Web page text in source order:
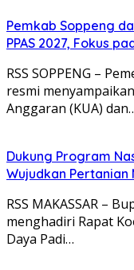
Pemkab Soppeng
PPAS 2027, Fokus
RSS SOPPENG –
resmi
Anggaran (KUA)
Dukung Program
Wujudkan Pertanian
RSS MAKASSAR –
menghadiri Rapat
Daya Padi…